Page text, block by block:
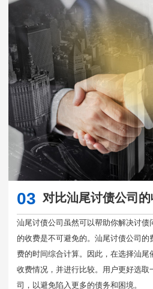
03 对比汕尾讨债公司
汕尾讨债公司虽然可以帮助你解决讨债
的收费是不可避免的。汕尾讨债公司
费的时间综合计算。因此，在选择汕尾
收费情况，并进行比较。用户更好选取
司，以避免陷入更多的债务和困境。